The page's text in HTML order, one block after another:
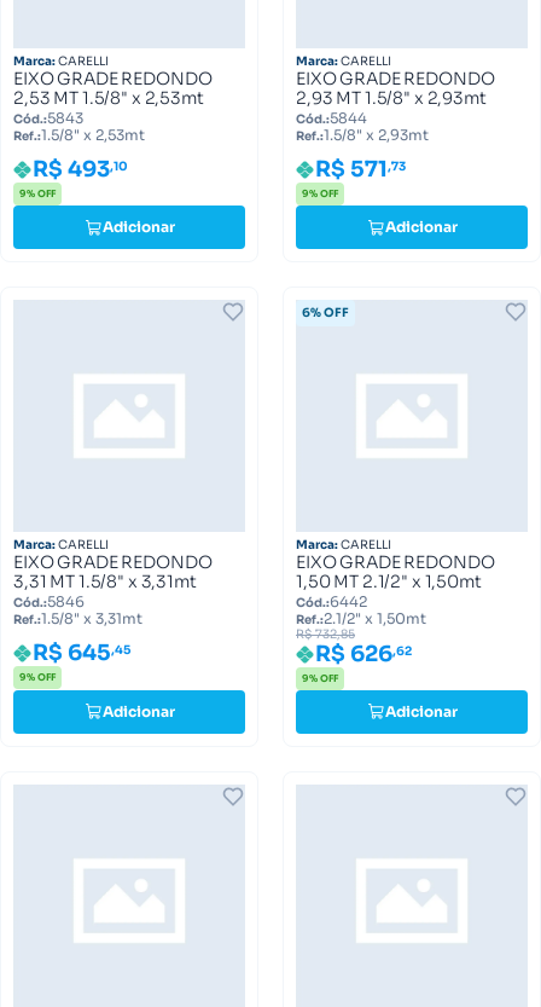
Marca:CARELLI
EIXO GRADE REDONDO
2,53 MT 1.5/8" x 2,53mt
Cód.:5843
Ref.:1.5/8" x 2,53mt
R$ 493,10
9% OFF
Adicionar
Marca:CARELLI
EIXO GRADE REDONDO
2,93 MT 1.5/8" x 2,93mt
Cód.:5844
Ref.:1.5/8" x 2,93mt
R$ 571,73
9% OFF
Adicionar
Marca:CARELLI
EIXO GRADE REDONDO
3,31 MT 1.5/8" x 3,31mt
Cód.:5846
Ref.:1.5/8" x 3,31mt
R$ 645,45
9% OFF
Adicionar
6% OFF
Marca:CARELLI
EIXO GRADE REDONDO
1,50 MT 2.1/2" x 1,50mt
Cód.:6442
Ref.:2.1/2" x 1,50mt
R$ 732,85
R$ 626,62
9% OFF
Adicionar